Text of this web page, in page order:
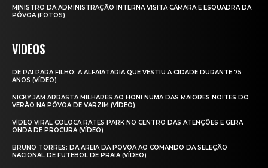
MINISTRO DA ADMINISTRAÇÃO INTERNA VISITA CÂMARA E ESQUADRA DA
PÓVOA (FOTOS)
VIDEOS
DE PAI PARA FILHO: A ALFAIATARIA QUE VESTIU A CIDADE DURANTE 75
ANOS (VÍDEO)
NICKY JAM ARRASTA MILHARES AO HONI NUMA DAS MAIORES NOITES DO
VERÃO NA PÓVOA DE VARZIM (VÍDEO)
VÍDEO VIRAL COLOCA RATES PARK NO CENTRO DAS ATENÇÕES E GERA
ONDA DE PROCURA (VÍDEO)
BRUNO TORRES: DA AREIA DA PÓVOA AO COMANDO DA SELEÇÃO
NACIONAL DE FUTEBOL DE PRAIA (VÍDEO)